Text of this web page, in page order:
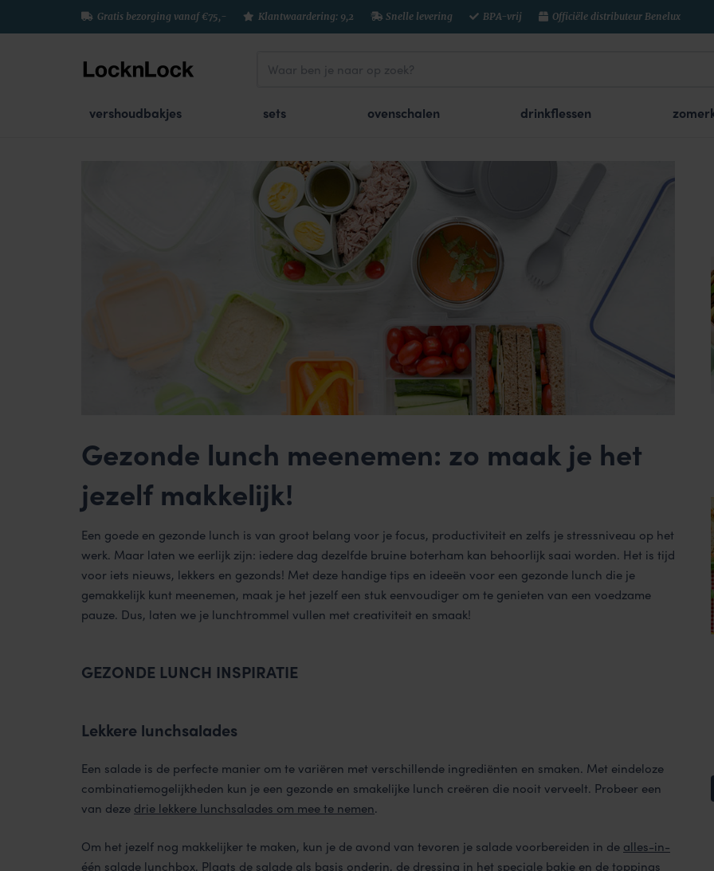
Gratis bezorging vanaf €75,- Klantwaardering: 9,2 Snelle levering BPA-vrij Officiële distributeur Benelux
vershoudbakjes sets ovenschalen drinkflessen
Gezonde lunch meenemen: zo maak je het
jezelf makkelijk!
Een goede en gezonde lunch is van groot belang voor je focus, productiviteit en zelfs je stressniveau op het
werk. Maar laten we eerlijk zijn: iedere dag dezelfde bruine boterham kan behoorlijk saai worden. Het is tijd
voor iets nieuws, lekkers en gezonds! Met deze handige tips en ideeën voor een gezonde lunch die je
gemakkelijk kunt meenemen, maak je het jezelf een stuk eenvoudiger om te genieten van een voedzame
pauze. Dus, laten we je lunchtrommel vullen met creativiteit en smaak!
GEZONDE LUNCH INSPIRATIE
Lekkere lunchsalades
Een salade is de perfecte manier om te variëren met verschillende ingrediënten en smaken. Met eindeloze
combinatiemogelijkheden kun je een gezonde en smakelijke lunch creëren die nooit verveelt. Probeer een
van deze drie lekkere lunchsalades om mee te nemen.
Om het jezelf nog makkelijker te maken, kun je de avond van tevoren je salade voorbereiden in de alles-in-
één salade lunchbox. Plaats de salade als basis onderin, de dressing in het speciale bakje en de toppings